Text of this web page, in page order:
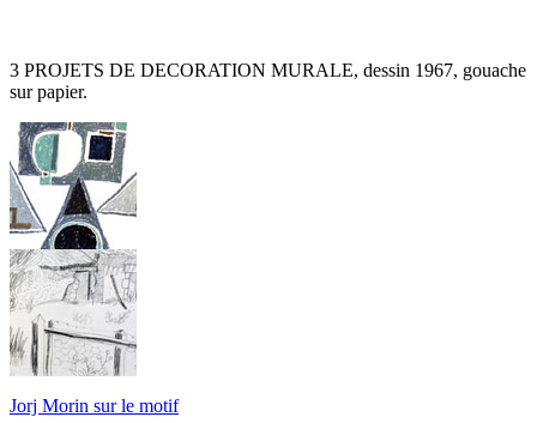
3 PROJETS DE DECORATION MURALE, dessin 1967, gouache
sur papier.
Jorj Morin sur le motif